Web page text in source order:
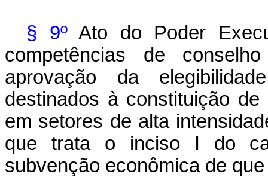
§ 9ºAto do Poder
competências de
aprovação da
destinados à constituição
em setores de alta
que trata o inciso I do
subvenção econômica de